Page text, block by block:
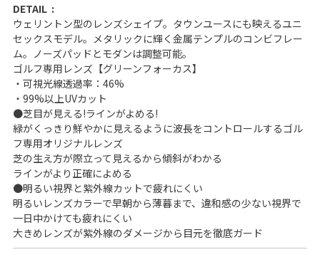
DETAIL
ウェリントン型のレンズシェイプ。タウンユースにも映えるユニ
セックスモデル。メタリックに輝く金属テンプルのコンビフレー
ム。ノーズパッドとモダンは調整可能。
ゴルフ専用レンズ【グリーンフォーカス】
・可視光線透過率：46%
・99%以上UVカット
●芝目が見える!ラインがよめる!
緑がくっきり鮮やかに見えるように波長をコントロールするゴル
フ専用オリジナルレンズ
芝の生え方が際立って見えるから傾斜がわかる
ラインがより正確によめる
●明るい視界と紫外線カットで疲れにくい
明るいレンズカラーで早朝から薄暮まで、違和感の少ない視界で
一日中かけても疲れにくい
大きめレンズが紫外線のダメージから目元を徹底ガード